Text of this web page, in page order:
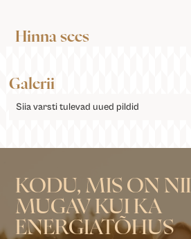
Hinna sees
Galerii
Siia varsti tulevad uued pildid
KODU, MIS ON NII
MUGAV KUI KA
ENERGIATÕHUS